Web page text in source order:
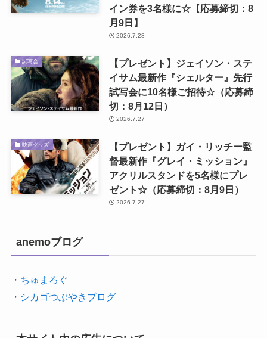
イン券を3名様に☆【応募締切：8
月9日】
2026.7.28
試写会
【プレゼント】ジェイソン・ステ
イサム最新作『シェルター』先行
試写会に10名様ご招待☆（応募締
切：8月12日）
2026.7.27
映画グッズ
【プレゼント】ガイ・リッチー監
督最新作『グレイ・ミッション』
アクリルスタンドを5名様にプレ
ゼント☆（応募締切：8月9日）
2026.7.27
anemoブログ
・ ちゅまろぐ
・ シカゴつぶやきブログ